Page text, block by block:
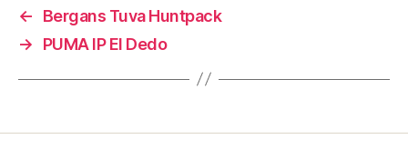
←
Bergans Tuva Huntpack
→
PUMA IP El Dedo